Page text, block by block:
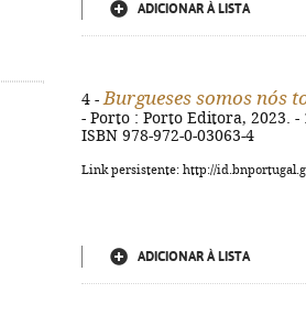
ADICIONAR À LISTA
4 - Burgueses somos nós
- Porto : Porto Editora, 2023.
ISBN 978-972-0-03063-4
Link persistente: http://
ADICIONAR À LISTA